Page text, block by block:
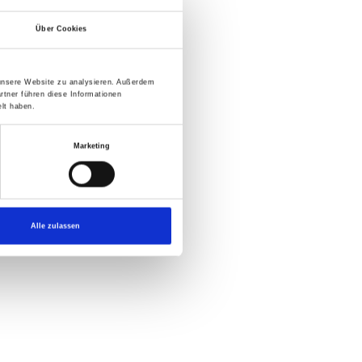
Über Cookies
Website zu analysieren. Außerdem
führen diese Informationen
haben.
Marketing
Alle zulassen